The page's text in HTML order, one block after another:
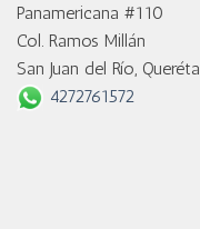
Panamericana #110
Col. Ramos Millán
San Juan del Río,
4272761572